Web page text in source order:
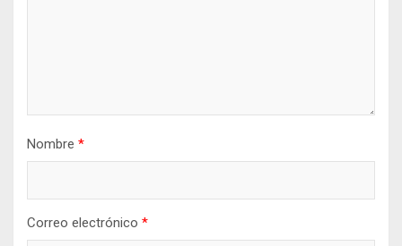
Nombre *
Correo electrónico *